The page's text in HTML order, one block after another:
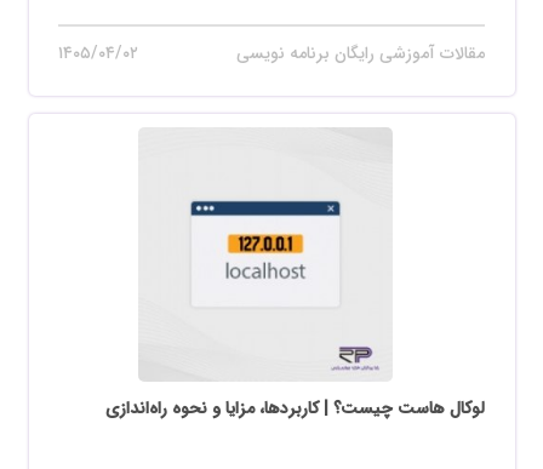
مقالات آموزشی رایگان برنامه نویسی ۱۴۰۵/۰۴/۰۲
لوکال هاست چیست؟ | کاربردها، مزایا و نحوه راه‌اندازی